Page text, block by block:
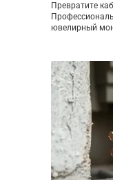
Превратите
ювелирный